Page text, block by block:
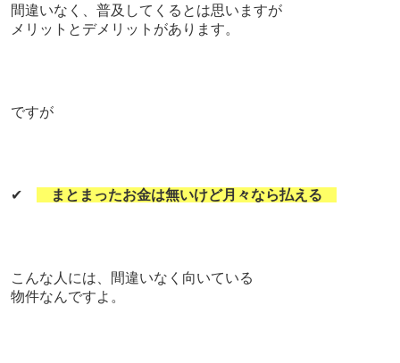
間違いなく、普及してくるとは思いますが
メリットとデメリットがあります。
ですが
✔ まとまったお金は無いけど月々なら払える
こんな人には、間違いなく向いている
物件なんですよ。